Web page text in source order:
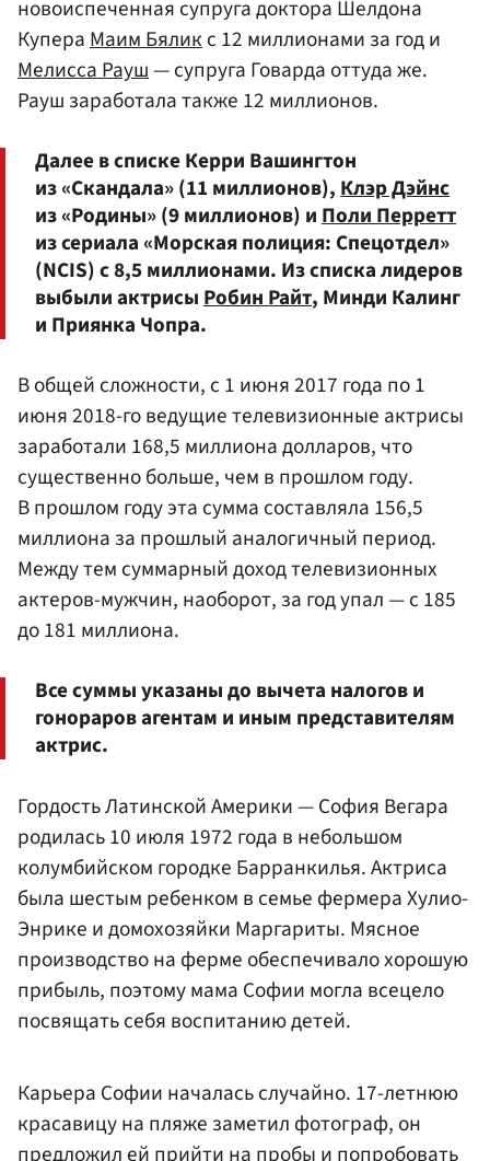
новоиспеченная супруга доктора Шелдона
КупераМаим Бяликс 12 миллионами за год и
Мелисса Рауш— супруга Говарда оттуда же.
Рауш заработала также 12 миллионов.
Далее в списке Керри Вашингтон
из «Скандала» (11 миллионов),Клэр Дэйнс
из «Родины» (9 миллионов) иПоли Перретт
из сериала «Морская полиция: Спецотдел»
(NCIS) с 8,5 миллионами. Из списка лидеров
выбыли актрисыРобин Райт, Минди Калинг
и Приянка Чопра.
В общей сложности, с 1 июня 2017 года по 1
июня 2018-го ведущие телевизионные актрисы
заработали 168,5 миллиона долларов, что
существенно больше, чем в прошлом году.
В прошлом году эта сумма составляла 156,5
миллиона за прошлый аналогичный период.
Между тем суммарный доход телевизионных
актеров-мужчин, наоборот, за год упал — с 185
до 181 миллиона.
Все суммы указаны до вычета налогов и
гонораров агентам и иным представителям
актрис.
Гордость Латинской Америки — София Вегара
родилась 10 июля 1972 года в небольшом
колумбийском городке Барранкилья. Актриса
была шестым ребенком в семье фермера Хулио-
Энрике и домохозяйки Маргариты. Мясное
производство на ферме обеспечивало хорошую
прибыль, поэтому мама Софии могла всецело
посвящать себя воспитанию детей.
Карьера Софии началась случайно. 17-летнюю
красавицу на пляже заметил фотограф, он